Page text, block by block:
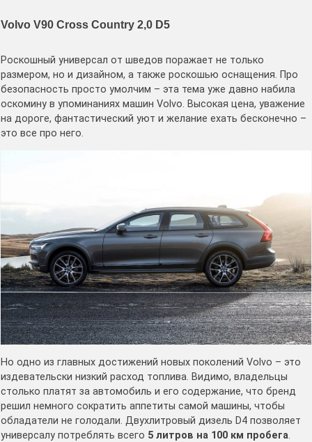
Volvo V90 Cross Country 2,0 D5
Роскошный универсал от шведов поражает не только
размером, но и дизайном, а также роскошью оснащения. Про
безопасность просто умолчим – эта тема уже давно набила
оскомину в упоминаниях машин Volvo. Высокая цена, уважение
на дороге, фантастический уют и желание ехать бесконечно –
это все про него.
Но одно из главных достижений новых поколений Volvo – это
издевательски низкий расход топлива. Видимо, владельцы
столько платят за автомобиль и его содержание, что бренд
решил немного сократить аппетиты самой машины, чтобы
обладатели не голодали. Двухлитровый дизель D4 позволяет
универсалу потреблять всего 5 литров на 100 км пробега.